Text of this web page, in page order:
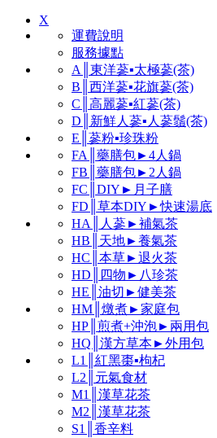
X
運費說明
服務據點
A║東洋蔘▪太極蔘(茶)
B║西洋蔘▪花旗蔘(茶)
C║高麗蔘▪紅蔘(茶)
D║新鮮人蔘▪人蔘鬚(茶)
E║蔘粉▪珍珠粉
FA║藥膳包►4人鍋
FB║藥膳包►2人鍋
FC║DIY►月子膳
FD║草本DIY►快速湯底
HA║人蔘►補氣茶
HB║天地►養氣茶
HC║本草►退火茶
HD║四物►八珍茶
HE║油切►健美茶
HM║燉煮►家庭包
HP║煎煮+沖泡►兩用包
HQ║漢方草本►外用包
L1║紅黑棗▪枸杞
L2║元氣食材
M1║漢草花茶
M2║漢草花茶
S1║香辛料